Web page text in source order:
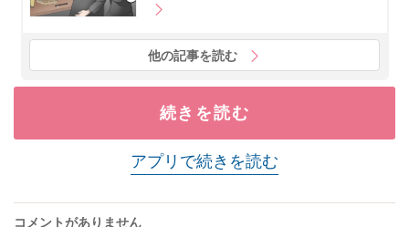
他の記事を読む
続きを読む
アプリで続きを読む
コメントがありません